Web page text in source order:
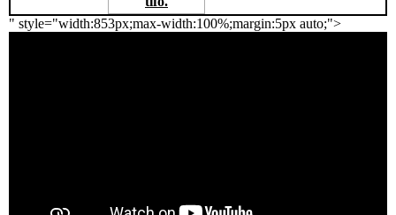
" style="width:853px;max-width:100%;margin:5px auto;">